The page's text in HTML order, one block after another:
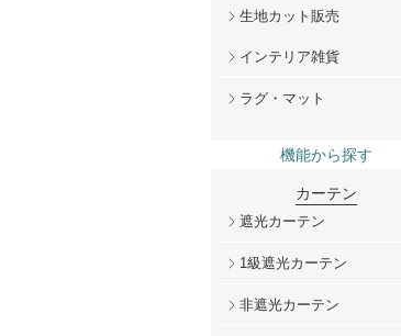
生地カット販売
インテリア雑貨
ラグ・マット
機能から探す
カーテン
遮光カーテン
1級遮光カーテン
非遮光カーテン